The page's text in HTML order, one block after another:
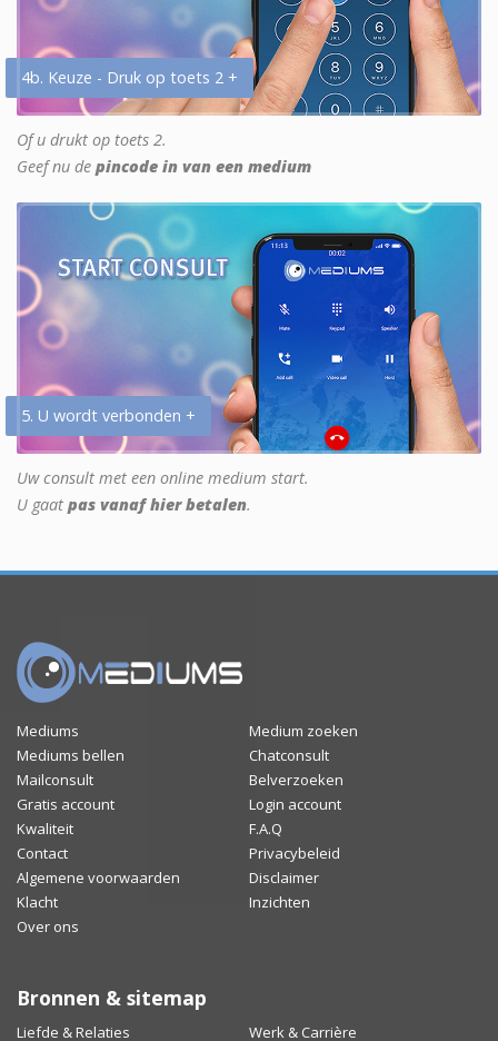
4b. Keuze - Druk op toets 2 +
Of u drukt op toets 2.
Geef nu de pincode in van een medium
5. U wordt verbonden +
Uw consult met een online medium start.
U gaat pas vanaf hier betalen.
Mediums
Medium zoeken
Mediums bellen
Chatconsult
Mailconsult
Belverzoeken
Gratis account
Login account
Kwaliteit
F.A.Q
Contact
Privacybeleid
Algemene voorwaarden
Disclaimer
Klacht
Inzichten
Over ons
Bronnen & sitemap
Liefde & Relaties Werk & Carrière